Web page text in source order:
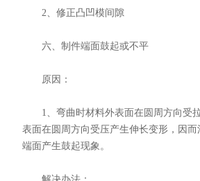
2、修正凸凹模间隙
六、制件端面鼓起或不平
原因：
1、弯曲时材料外表面在圆周方向受
表面在圆周方向受压产生伸长变形，因而
端面产生鼓起现象。